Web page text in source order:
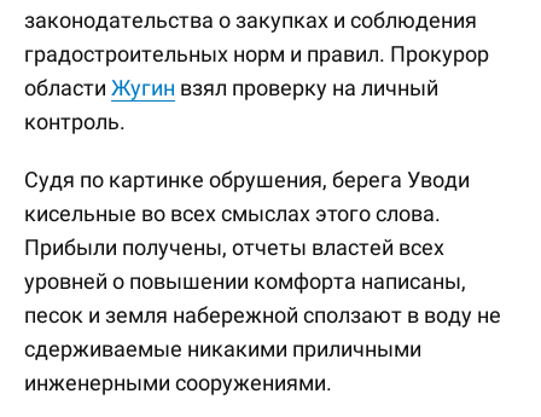
законодательства о закупках и соблюдения
градостроительных норм и правил. Прокурор
области Жугин взял проверку на личный
контроль.
Судя по картинке обрушения, берега Уводи
кисельные во всех смыслах этого слова.
Прибыли получены, отчеты властей всех
уровней о повышении комфорта написаны,
песок и земля набережной сползают в воду не
сдерживаемые никакими приличными
инженерными сооружениями.